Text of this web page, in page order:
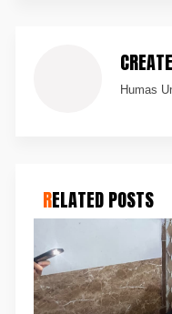
Humas
RELATED POSTS